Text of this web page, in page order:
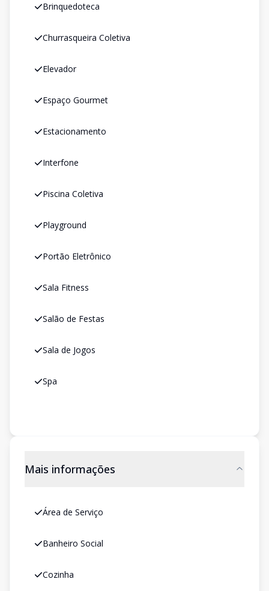
Brinquedoteca
Churrasqueira Coletiva
Elevador
Espaço Gourmet
Estacionamento
Interfone
Piscina Coletiva
Playground
Portão Eletrônico
Sala Fitness
Salão de Festas
Sala de Jogos
Spa
Mais informações
Área de Serviço
Banheiro Social
Cozinha